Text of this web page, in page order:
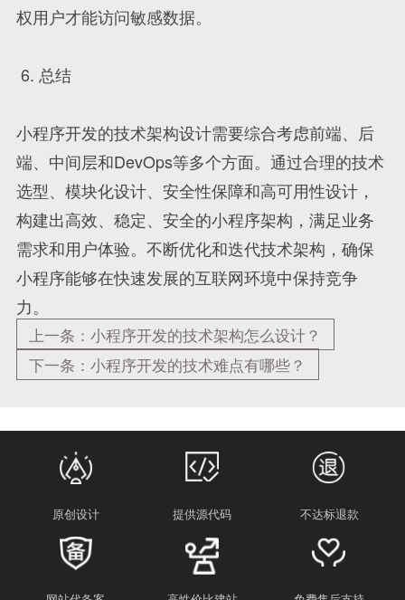
权用户才能访问敏感数据。
6. 总结
小程序开发的技术架构设计需要综合考虑前端、后
端、中间层和DevOps等多个方面。通过合理的技术
选型、模块化设计、安全性保障和高可用性设计，
构建出高效、稳定、安全的小程序架构，满足业务
需求和用户体验。不断优化和迭代技术架构，确保
小程序能够在快速发展的互联网环境中保持竞争
力。
上一条：小程序开发的技术架构怎么设计？
下一条：小程序开发的技术难点有哪些？
原创设计 提供源代码 不达标退款